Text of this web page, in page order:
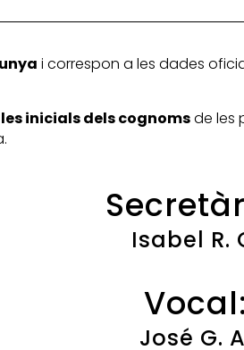
i correspon a les dades
inicials dels cognomsde les
Isabel R.
Vocal:
José G.